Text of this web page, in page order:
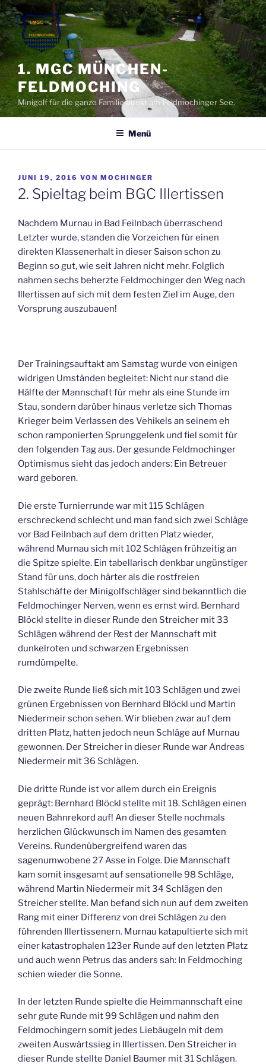
Zum
Inhalt
springen
1. MGC MÜNCHEN-
FELDMOCHING
Minigolf für die ganze Familie direkt am Feldmochinger See.
Menü
VERÖFFENTLICHT
AM
JUNI 19, 2016 VON MOCHINGER
2. Spieltag beim BGC Illertissen
Nachdem Murnau in Bad Feilnbach überraschend
Letzter wurde, standen die Vorzeichen für einen
direkten Klassenerhalt in dieser Saison schon zu
Beginn so gut, wie seit Jahren nicht mehr. Folglich
nahmen sechs beherzte Feldmochinger den Weg nach
Illertissen auf sich mit dem festen Ziel im Auge, den
Vorsprung auszubauen!
Der Trainingsauftakt am Samstag wurde von einigen
widrigen Umständen begleitet: Nicht nur stand die
Hälfte der Mannschaft für mehr als eine Stunde im
Stau, sondern darüber hinaus verletze sich Thomas
Krieger beim Verlassen des Vehikels an seinem eh
schon ramponierten Sprunggelenk und fiel somit für
den folgenden Tag aus. Der gesunde Feldmochinger
Optimismus sieht das jedoch anders: Ein Betreuer
ward geboren.
Die erste Turnierrunde war mit 115 Schlägen
erschreckend schlecht und man fand sich zwei Schläge
vor Bad Feilnbach auf dem dritten Platz wieder,
während Murnau sich mit 102 Schlägen frühzeitig an
die Spitze spielte. Ein tabellarisch denkbar ungünstiger
Stand für uns, doch härter als die rostfreien
Stahlschäfte der Minigolfschläger sind bekanntlich die
Feldmochinger Nerven, wenn es ernst wird. Bernhard
Blöckl stellte in dieser Runde den Streicher mit 33
Schlägen während der Rest der Mannschaft mit
dunkelroten und schwarzen Ergebnissen
rumdümpelte.
Die zweite Runde ließ sich mit 103 Schlägen und zwei
grünen Ergebnissen von Bernhard Blöckl und Martin
Niedermeir schon sehen. Wir blieben zwar auf dem
dritten Platz, hatten jedoch neun Schläge auf Murnau
gewonnen. Der Streicher in dieser Runde war Andreas
Niedermeir mit 36 Schlägen.
Die dritte Runde ist vor allem durch ein Ereignis
geprägt: Bernhard Blöckl stellte mit 18. Schlägen einen
neuen Bahnrekord auf! An dieser Stelle nochmals
herzlichen Glückwunsch im Namen des gesamten
Vereins. Rundenübergreifend waren das
sagenumwobene 27 Asse in Folge. Die Mannschaft
kam somit insgesamt auf sensationelle 98 Schläge,
während Martin Niedermeir mit 34 Schlägen den
Streicher stellte. Man befand sich nun auf dem zweiten
Rang mit einer Differenz von drei Schlägen zu den
führenden Illertissenern. Murnau katapultierte sich mit
einer katastrophalen 123er Runde auf den letzten Platz
und auch wenn Petrus das anders sah: In Feldmoching
schien wieder die Sonne.
In der letzten Runde spielte die Heimmannschaft eine
sehr gute Runde mit 99 Schlägen und nahm den
Feldmochingern somit jedes Liebäugeln mit dem
zweiten Auswärtssieg in Illertissen. Den Streicher in
dieser Runde stellte Daniel Baumer mit 31 Schlägen.